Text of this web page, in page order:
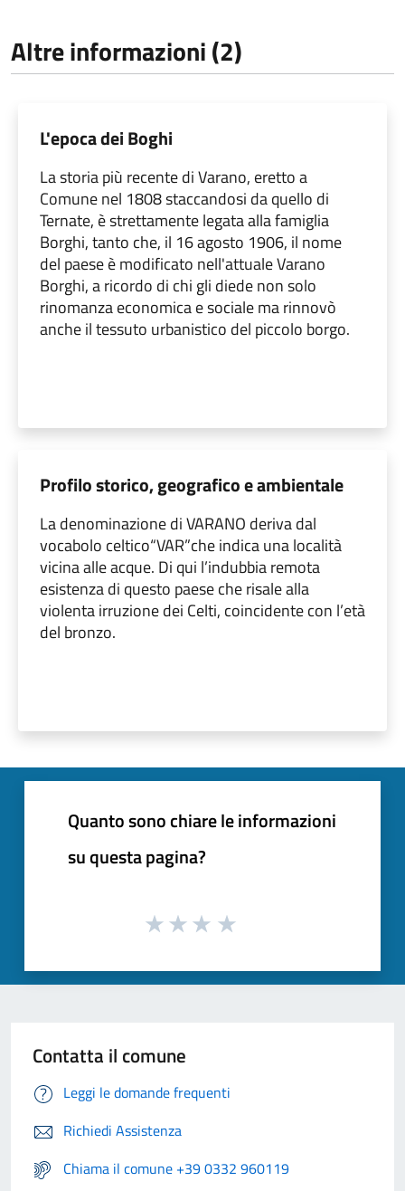
Altre informazioni (2)
L'epoca dei Boghi
La storia più recente di Varano, eretto a
Comune nel 1808 staccandosi da quello di
Ternate, è strettamente legata alla famiglia
Borghi, tanto che, il 16 agosto 1906, il nome
del paese è modificato nell'attuale Varano
Borghi, a ricordo di chi gli diede non solo
rinomanza economica e sociale ma rinnovò
anche il tessuto urbanistico del piccolo borgo.
Profilo storico, geografico e ambientale
La denominazione di VARANO deriva dal
vocabolo celtico“VAR”che indica una località
vicina alle acque. Di qui l’indubbia remota
esistenza di questo paese che risale alla
violenta irruzione dei Celti, coincidente con l’età
del bronzo.
Quanto sono chiare le informazioni
su questa pagina?
Contatta il comune
Leggi le domande frequenti
Richiedi Assistenza
Chiama il comune +39 0332 960119